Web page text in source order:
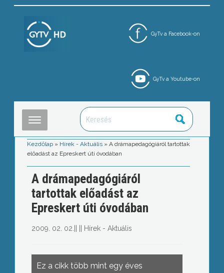
GyTv a Facebook-on
GyTv a Youtube-on
Kezdőlap » Hírek - Aktuális »A drámapedagógiáról tartottak
előadást az Epreskert úti óvodában
A drámapedagógiáról
tartottak előadást az
Epreskert úti óvodában
2009. 02. 02. Hírek - Aktuális
Ez a cikk több mint egy éves